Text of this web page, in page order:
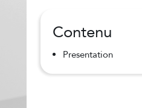
Contenu
Presentation